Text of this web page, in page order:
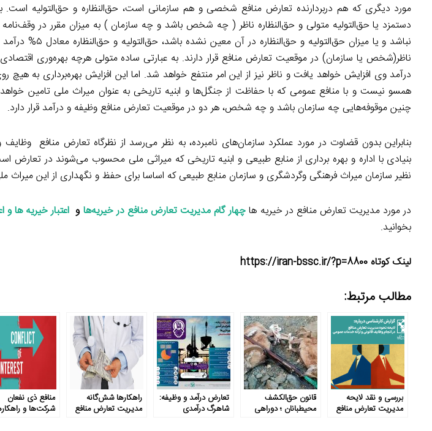
مورد دیگری که هم دربردارنده تعارض منافع شخصی و هم سازمانی است، حق‌النظاره و حق‌التولیه است.
دستمزد یا حق‌التولیه متولی و حق‌النظاره ناظر ( چه شخص باشد و چه سازمان ) به میزان مقرر در
نباشد و یا میزان
ناظر(شخص یا سازمان) در موقعیت تعارض منافع قرار دارند. به عبارتی ساده متولی هرچه بهره‌وری
درآمد وی افزایش خواهد یافت و ناظر نیز از این امر منتفع خواهد شد. اما این افزایش بهره‌برداری به هیچ
همسو نیست و با منافع عمومی که با حفاظت از جنگل‌ها و ابنیه تاریخی به عنوان میراث ملی تامین
چنین موقوفه‌هایی چه سازمان باشد و چه شخص، هر دو در موقعیت تعارض منافع وظیفه و درآمد قرار دارد.
بنابراین بدون قضاوت در مورد عملکرد سازمان‌های نامبرده، به نظر می‌رسد از نظرگاه تعارض منافع
بنیادی با اداره و بهره برداری از منابع طبیعی و ابنیه تاریخی که میراثی ملی محسوب می‌شوند در تعارض
نظیر سازمان میراث فرهنگی وگردشگری و سازمان منابع طبیعی که اساسا برای حفظ و نگهداری از این میراث
در مورد مدیریت تعارض منافع در خیریه هاچهار گام مدیریت تعارض منافع در خیریه‌هاو اعتبار خیریه‌ ها
بخوانید.
لینک کوتاه https://iran-bssc.ir/?p=8800
مطالب مرتبط:
بررسی و نقد لایحه
مدیریت تعارض منافع
قانون حق‌الکشف
محیطبانان ؛ دوراهی
تعارض درآمد و وظیفه:
شاهرگ درآمدی
راهکارها شش‌گانه
مدیریت تعارض منافع
منافع ذی نفعان
شرکت‌ها و